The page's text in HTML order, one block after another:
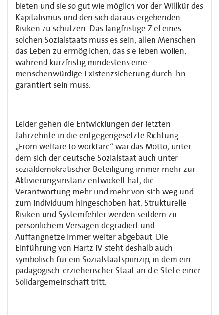
bieten und sie so gut wie möglich vor der Willkür des
Kapitalismus und den sich daraus ergebenden
Risiken zu schützen. Das langfristige Ziel eines
solchen Sozialstaats muss es sein, allen Menschen
das Leben zu ermöglichen, das sie leben wollen,
während kurzfristig mindestens eine
menschenwürdige Existenzsicherung durch ihn
garantiert sein muss.
Leider gehen die Entwicklungen der letzten
Jahrzehnte in die entgegengesetzte Richtung.
„From welfare to workfare“ war das Motto, unter
dem sich der deutsche Sozialstaat auch unter
sozialdemokratischer Beteiligung immer mehr zur
Aktivierungsinstanz entwickelt hat, die
Verantwortung mehr und mehr von sich weg und
zum Individuum hingeschoben hat. Strukturelle
Risiken und Systemfehler werden seitdem zu
persönlichem Versagen degradiert und
Auffangnetze immer weiter abgebaut. Die
Einführung von Hartz IV steht deshalb auch
symbolisch für ein Sozialstaatsprinzip, in dem ein
pädagogisch-erzieherischer Staat an die Stelle einer
Solidargemeinschaft tritt.